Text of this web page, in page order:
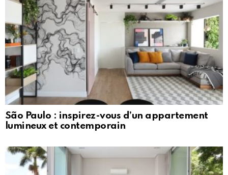
São Paulo : inspirez-vous d’un appartement
lumineux et contemporain